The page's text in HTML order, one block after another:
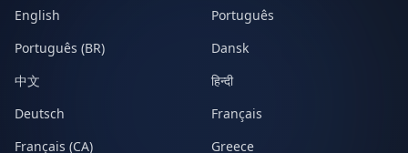
English
Português
Português (BR)
Dansk
中文
हिन्दी
Deutsch
Français
Français (CA)
Greece